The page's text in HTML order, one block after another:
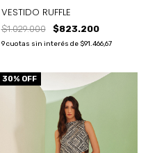
VESTIDO RUFFLE
$1.029.000 $823.200
9 cuotas sin interés de $91.466,67
30% OFF